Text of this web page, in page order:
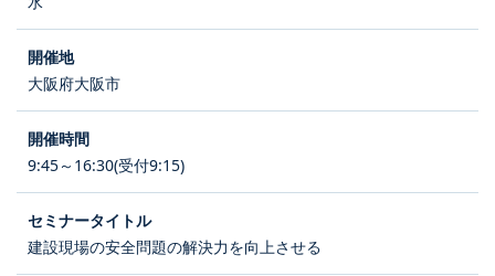
大阪府大阪市
9:45～16:30(受付9:15)
建設現場の安全問題の解決力を向上させる